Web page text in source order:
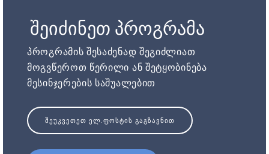
შეიძინეთ პროგრამა
პროგრამის შესაძენად შეგიძლიათ
მოგვწეროთ წერილი ან შეტყობინება
მესინჯერების საშუალებით
ᲨᲔᲣᲙᲕᲔᲗᲔᲗ ᲔᲚ.ᲤᲝᲡᲢᲘᲡ ᲒᲐᲒᲖᲐᲕᲜᲘᲗ